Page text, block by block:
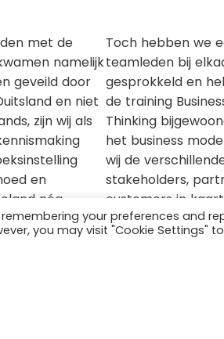
met de
namelijk
geveild door
en niet
zijn wij als
en
nóg
de slag met
beleid
Toch hebben we
teamleden bij
gesprokkeld en
de training
Thinking
het business
wij de
stakeholders,
customers in kaart
gebracht. Omdat
bij de
your preferences and
you may visit "Cookie Settings"